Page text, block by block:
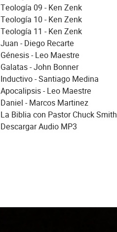
Teología 09 - Ken Zenk
Teología 10 - Ken Zenk
Teología 11 - Ken Zenk
Juan - Diego Recarte
Génesis - Leo Maestre
Galatas - John Bonner
Inductivo - Santiago Medina
Apocalipsis - Leo Maestre
Daniel - Marcos Martinez
La Biblia con Pastor Chuck Smith
Descargar Audio MP3